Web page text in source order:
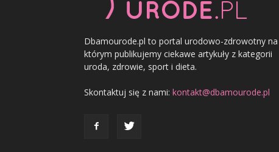
Dbamourode.pl to portal urodowo-zdrowotny na
którym publikujemy ciekawe artykuły z kategorii
uroda, zdrowie, sport i dieta.
Skontaktuj się z nami: kontakt@dbamourode.pl